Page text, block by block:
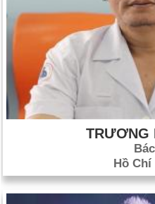
TRƯƠNG
Hồ Chí